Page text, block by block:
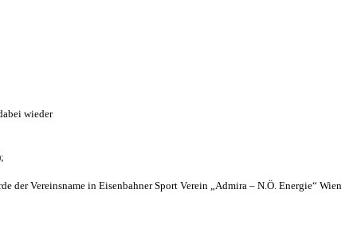
wieder
der Vereinsname in Eisenbahner Sport Verein „Admira – N.Ö. Energie“ Wien